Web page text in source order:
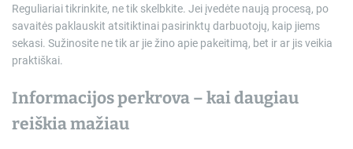
Reguliariai tikrinkite, ne tik skelbkite. Jei įvedėte naują procesą, po
savaitės paklauskit atsitiktinai pasirinktų darbuotojų, kaip jiems
sekasi. Sužinosite ne tik ar jie žino apie pakeitimą, bet ir ar jis veikia
praktiškai.
Informacijos perkrova – kai daugiau
reiškia mažiau